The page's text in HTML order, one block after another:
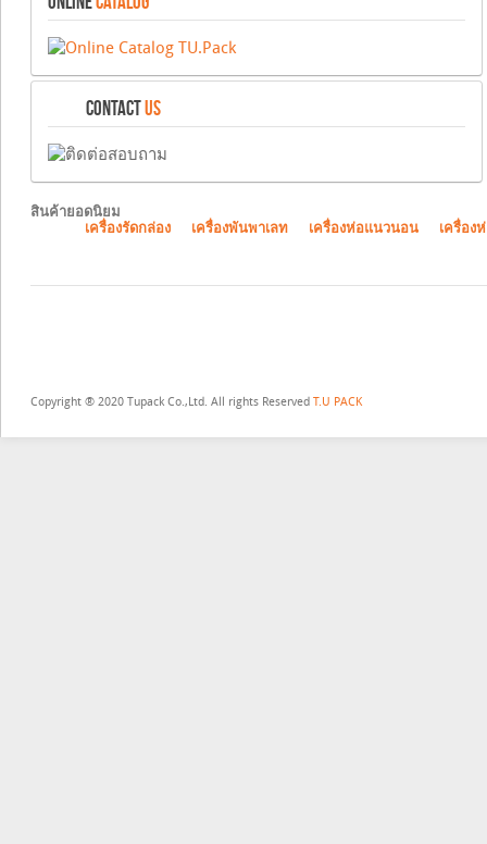
CONTACTUS
สินค้ายอดนิยม
เครื่องรัดกล่อง
เครื่องพันพาเลท เครื่องห่อแนวนอน เครื่อง
Copyright ® 2020 Tupack Co.,Ltd. All rights Reserved T.U PACK